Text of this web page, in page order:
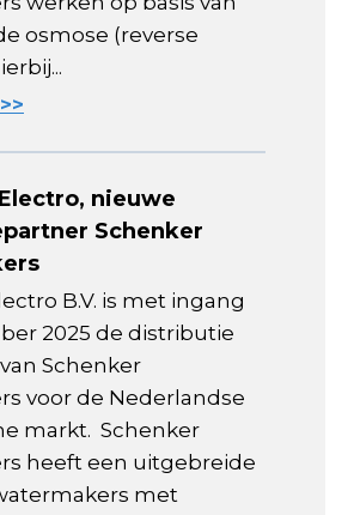
osmose (reverse
nieuwe
Schenker
B.V. is met ingang
2025 de distributie
Schenker
voor de Nederlandse
markt. Schenker
heeft een uitgebreide
met